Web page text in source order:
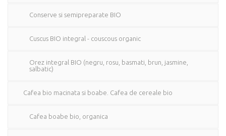
Conserve si semipreparate BIO
Cuscus BIO integral - couscous organic
Orez integral BIO (negru, rosu, basmati, brun, jasmine,
salbatic)
Cafea bio macinata si boabe. Cafea de cereale bio
Cafea boabe bio, organica